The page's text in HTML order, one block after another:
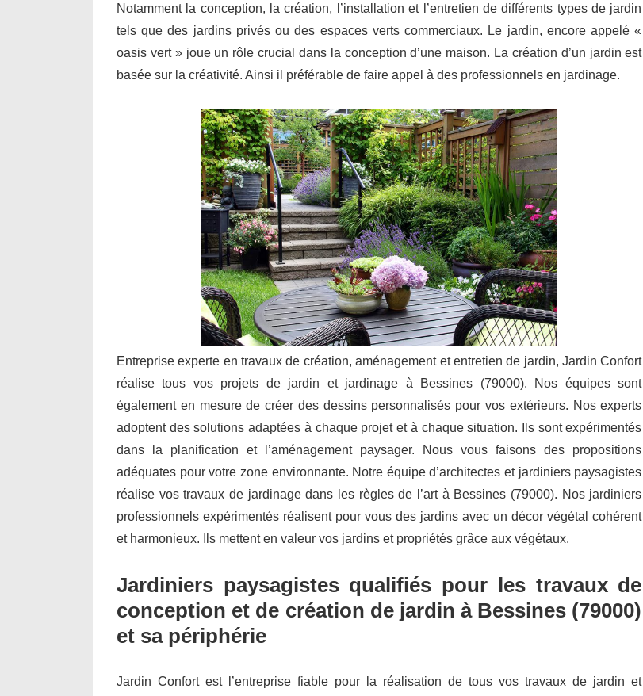
Notamment la conception, la création, l’installation et l’entretien de différents types de jardin
tels que des jardins privés ou des espaces verts commerciaux. Le jardin, encore appelé «
oasis vert » joue un rôle crucial dans la conception d’une maison. La création d’un jardin est
basée sur la créativité. Ainsi il préférable de faire appel à des professionnels en jardinage.
Entreprise experte en travaux de création, aménagement et entretien de jardin, Jardin Confort
réalise tous vos projets de jardin et jardinage à Bessines (79000). Nos équipes sont
également en mesure de créer des dessins personnalisés pour vos extérieurs. Nos experts
adoptent des solutions adaptées à chaque projet et à chaque situation. Ils sont expérimentés
dans la planification et l’aménagement paysager. Nous vous faisons des propositions
adéquates pour votre zone environnante. Notre équipe d’architectes et jardiniers paysagistes
réalise vos travaux de jardinage dans les règles de l’art à Bessines (79000). Nos jardiniers
professionnels expérimentés réalisent pour vous des jardins avec un décor végétal cohérent
et harmonieux. Ils mettent en valeur vos jardins et propriétés grâce aux végétaux.
Jardiniers paysagistes qualifiés pour les travaux de
conception et de création de jardin à Bessines (79000)
et sa périphérie
Jardin Confort est l’entreprise fiable pour la réalisation de tous vos travaux de jardin et